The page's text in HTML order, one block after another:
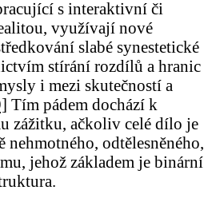
s interaktivní či
využívají nové
slabé synestetické
stírání rozdílů a hranic
i mezi skutečností a
Tím pádem dochází k
zážitku, ačkoliv celé dílo je
nehmotného, odtělesněného,
jehož základem je binární